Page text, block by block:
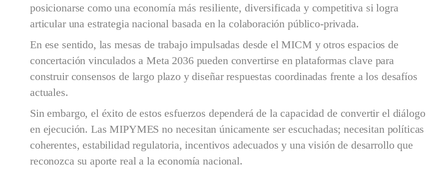
posicionarse como una economía más resiliente, diversificada y competitiva si logra
articular una estrategia nacional basada en la colaboración público-privada.
En ese sentido, las mesas de trabajo impulsadas desde el MICM y otros espacios de
concertación vinculados a Meta 2036 pueden convertirse en plataformas clave para
construir consensos de largo plazo y diseñar respuestas coordinadas frente a los desafíos
actuales.
Sin embargo, el éxito de estos esfuerzos dependerá de la capacidad de convertir el diálogo
en ejecución. Las MIPYMES no necesitan únicamente ser escuchadas; necesitan políticas
coherentes, estabilidad regulatoria, incentivos adecuados y una visión de desarrollo que
reconozca su aporte real a la economía nacional.